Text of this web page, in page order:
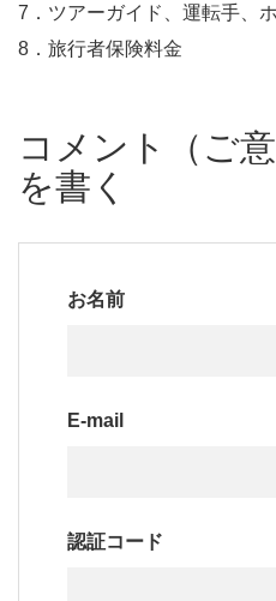
7．ツアーガイド、運転手、
8．旅行者保険料金
コメント（ご
を書く
お名前
E-mail
認証コード